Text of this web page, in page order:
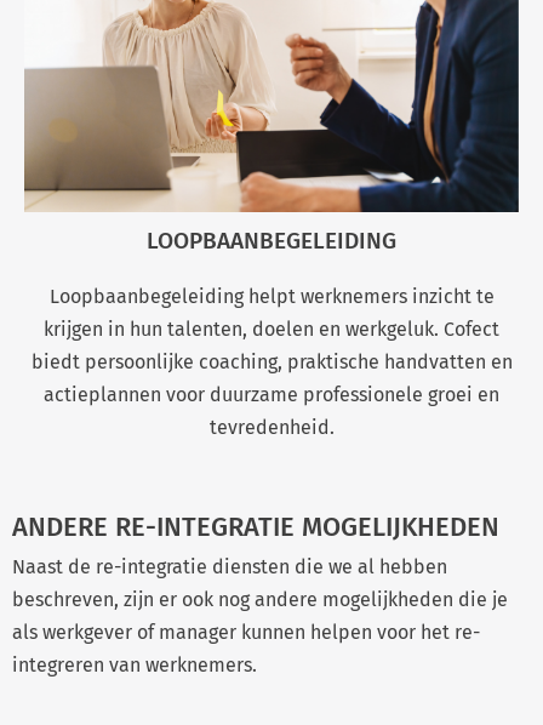
LOOPBAANBEGELEIDING
Loopbaanbegeleiding helpt werknemers inzicht te
krijgen in hun talenten, doelen en werkgeluk. Cofect
biedt persoonlijke coaching, praktische handvatten en
actieplannen voor duurzame professionele groei en
tevredenheid.
ANDERE RE-INTEGRATIE MOGELIJKHEDEN
Naast de re-integratie diensten die we al hebben
beschreven, zijn er ook nog andere mogelijkheden die je
als werkgever of manager kunnen helpen voor het re-
integreren van werknemers.